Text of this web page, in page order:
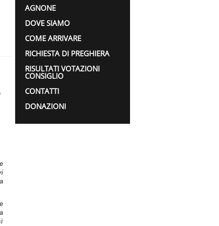
AGNONE
DOVE SIAMO
COME ARRIVARE
RICHIESTA DI PREGHIERA
RISULTATI VOTAZIONI
CONSIGLIO
CONTATTI
DONAZIONI